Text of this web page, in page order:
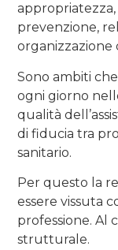
prevenzione,
organizzazione
Sono ambiti
ogni giorno
qualità
di fiducia tra
sanitario.
Per questo la
essere vissuta
professione. Al
strutturale.